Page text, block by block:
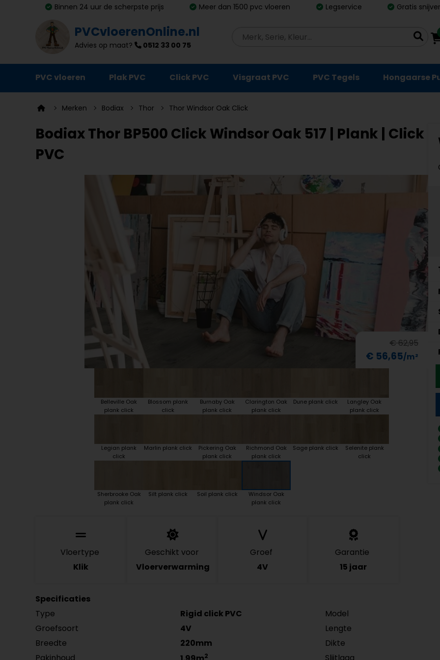
Binnen 24 uur de scherpste prijs Meer dan 1500 pvc vloeren Legservice Gratis
PVCvloerenOnline.nl
Advies op maat? 0512 33 00 75
PVC vloeren Plak PVC Click PVC Visgraat PVC PVC Tegels Hongaarse
Ondervloeren
Plinten
Lijm, primer en egalisatie
Schoonmaak en onderhoud
Merken Bodiax Thor Thor Windsor Oak Click
Bodiax Thor BP500 Click Windsor Oak 517 | Plank | Click
PVC
€ 62,95
€ 56,65
Belleville Oak
plank click
Blossom plank
click
Burnaby Oak
plank click
Clarington Oak
plank click
Dune plank click
Langley Oak
plank click
Legian plank
click
Marlin plank click
Pickering Oak
plank click
Richmond Oak
plank click
Sage plank click
Selenite plank
click
Sherbrooke Oak
plank click
Silt plank click Soil plank click
Windsor Oak
plank click
Vloertype
Klik
Geschikt voor
Vloerverwarming
Groef
4V
Garantie
15 jaar
Specificaties
Type
Rigid click PVC Model
Groefsoort
4V Lengte
Breedte
220mm Dikte
2